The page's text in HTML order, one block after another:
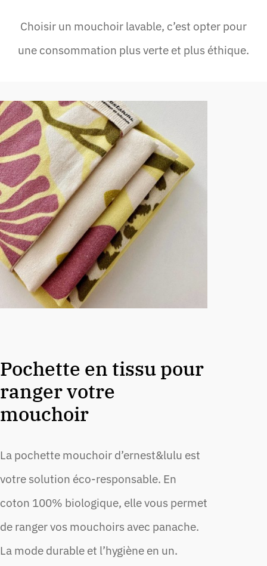
Choisir un mouchoir lavable, c’est opter pour
une consommation plus verte et plus éthique.
Pochette en tissu pour
ranger votre
mouchoir
La pochette mouchoir d’ernest&lulu est
votre solution éco-responsable. En
coton 100% biologique, elle vous permet
de ranger vos mouchoirs avec panache.
La mode durable et l’hygiène en un.